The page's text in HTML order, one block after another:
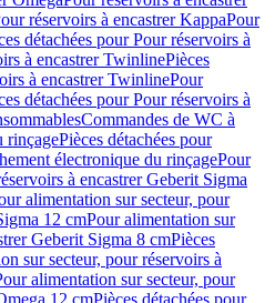
réservoirs à encastrer KappaPour
détachées pour Pour réservoirs à
à encastrer TwinlinePièces
à encastrer TwinlinePour
détachées pour Pour réservoirs à
Commandes de WC à
rinçagePièces détachées pour
électronique du rinçagePour
à encastrer Geberit Sigma
alimentation sur secteur, pour
12 cmPour alimentation sur
Geberit Sigma 8 cmPièces
sur secteur, pour réservoirs à
alimentation sur secteur, pour
12 cmPièces détachées pour